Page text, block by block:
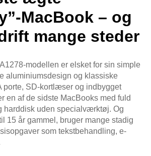
MacBook – og
mange steder
modellen er elsket for sin simple
aluminiumsdesign og klassiske
porte, SD-kortlæser og indbygget
en af de sidste MacBooks med fuld
harddisk uden specialværktøj. Og
15 år gammel, bruger mange stadig
som tekstbehandling, e-